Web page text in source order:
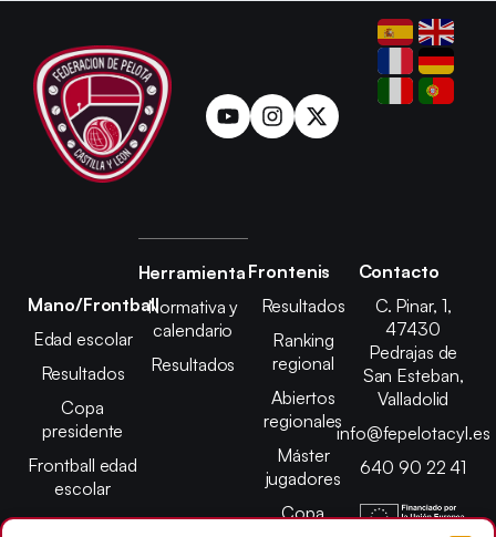
Mano/Frontball
Edad escolar
Resultados
Copa
presidente
Frontball edad
escolar
Herramienta
Normativa y
calendario
Resultados
Frontenis
Resultados
Ranking
regional
Abiertos
regionales
Máster
jugadores
Copa
Contacto
C. Pinar, 1,
47430
Pedrajas de
San Esteban,
Valladolid
info@fepelotacyl.es
640 90 22 41